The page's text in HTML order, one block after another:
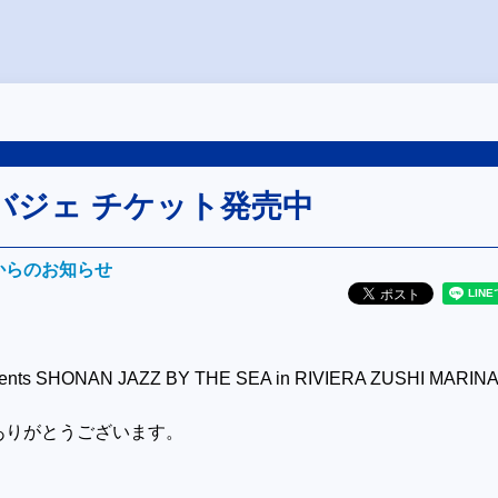
ジェ チケット発売中
のお知らせ
SHONAN JAZZ BY THE SEA in RIVIERA ZUSHI MARINA
がとうございます。